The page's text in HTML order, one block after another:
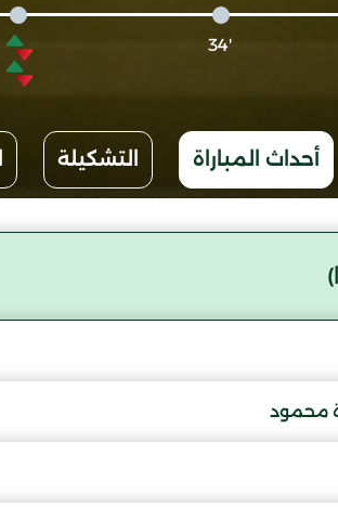
'34
أحداث المباراة التشكيلة
محمود